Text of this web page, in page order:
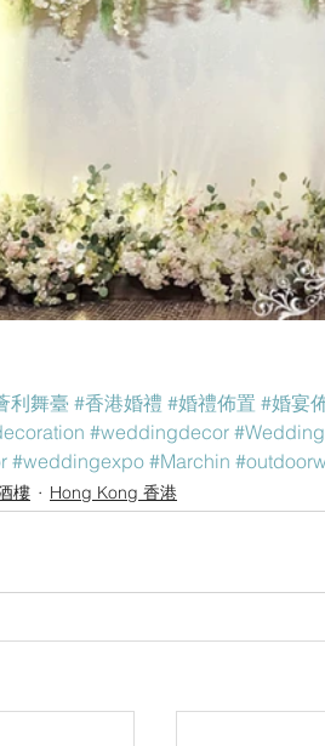
利舞臺 #香港婚禮 #婚禮佈置 #婚宴
#weddingdecor #Wedding
#weddingexpo #Marchin
樓 Hong Kong 香港